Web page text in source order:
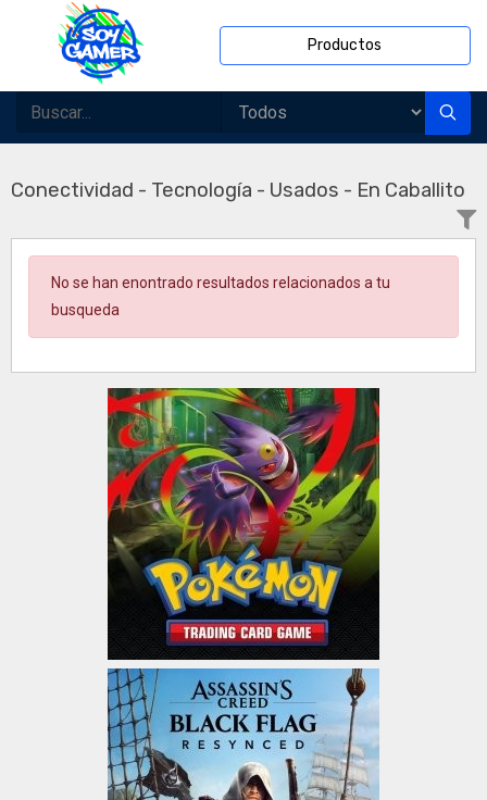
Productos
Conectividad - Tecnología - Usados - En Caballito
No se han enontrado resultados relacionados a tu
busqueda